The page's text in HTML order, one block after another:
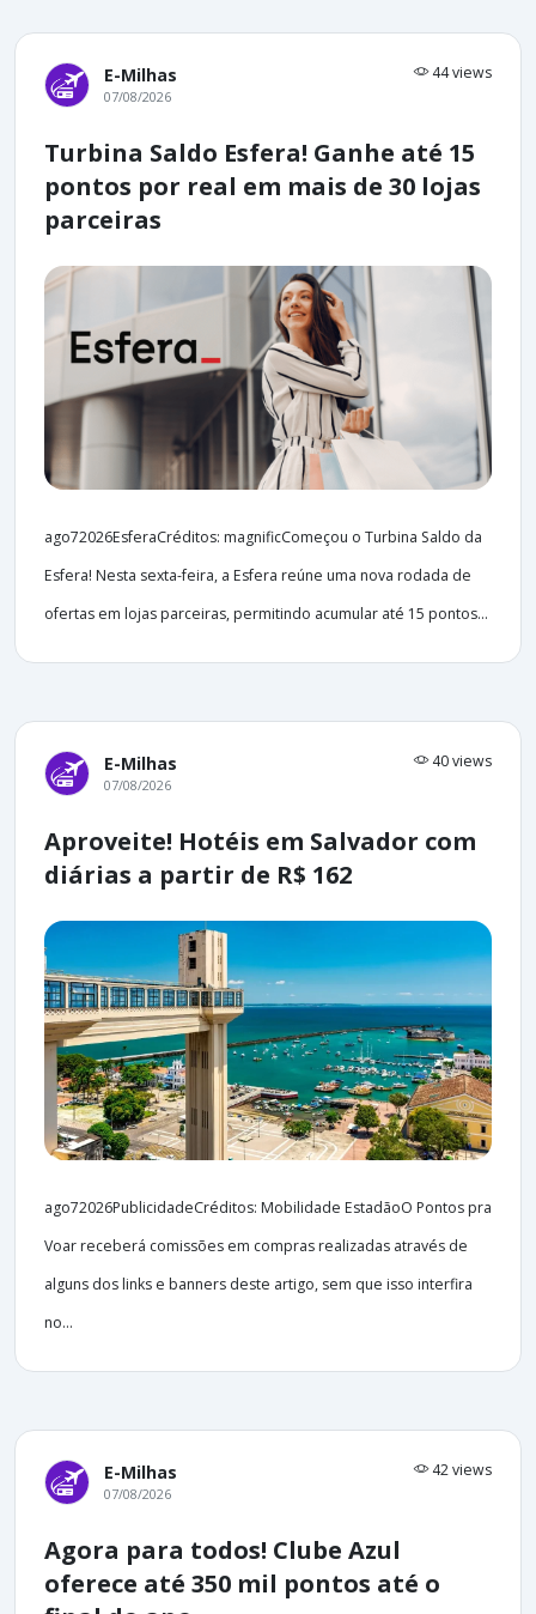
E-Milhas 44 views
07/08/2026
Turbina Saldo Esfera! Ganhe até 15
pontos por real em mais de 30 lojas
parceiras
ago72026EsferaCréditos: magnificComeçou o Turbina Saldo da
Esfera! Nesta sexta-feira, a Esfera reúne uma nova rodada de
ofertas em lojas parceiras, permitindo acumular até 15 pontos...
E-Milhas 40 views
07/08/2026
Aproveite! Hotéis em Salvador com
diárias a partir de R$ 162
ago72026PublicidadeCréditos: Mobilidade EstadãoO Pontos pra
Voar receberá comissões em compras realizadas através de
alguns dos links e banners deste artigo, sem que isso interfira
no...
E-Milhas 42 views
07/08/2026
Agora para todos! Clube Azul
oferece até 350 mil pontos até o